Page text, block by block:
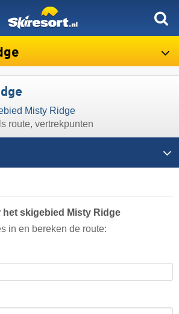
Misty Ridge
route, vertrekpunten
het skigebied Misty Ridge
in en bereken de route: